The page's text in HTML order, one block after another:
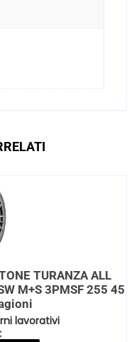
TURANZA ALL
M+S 3PMSF 255 45
lavorativi